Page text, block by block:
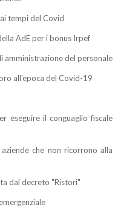
tempi del Covid
AdE per i bonus Irpef
amministrazione del personale
all'epoca del Covid-19
eseguire il conguaglio fiscale
che non ricorrono alla
dal decreto "Ristori"